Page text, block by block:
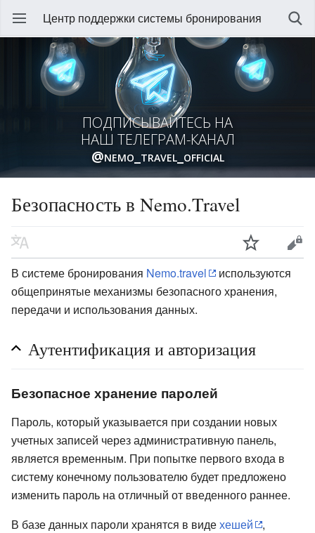
Центр поддержки системы бронирования
ПОДПИСЫВАЙТЕСЬ НА
НАШ ТЕЛЕГРАМ-КАНАЛ
@nemo_travel_official
Безопасность в Nemo.Travel
В системе бронирования Nemo.travel
используются
общепринятые механизмы безопасного хранения,
передачи и использования данных.
Аутентификация и авторизация
Безопасное хранение паролей
Пароль, который указывается при создании новых
учетных записей через административную панель,
является временным. При попытке первого входа в
систему конечному пользователю будет предложено
изменить пароль на отличный от введенного раннее.
В базе данных пароли хранятся в видехешей
,